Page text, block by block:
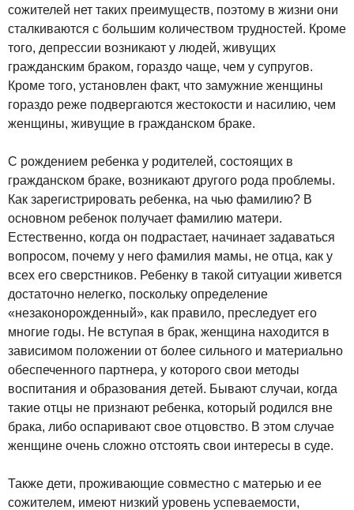
сожителей нет таких преимуществ, поэтому в жизни они
сталкиваются с большим количеством трудностей. Кроме
того, депрессии возникают у людей, живущих
гражданским браком, гораздо чаще, чем у супругов.
Кроме того, установлен факт, что замужние женщины
гораздо реже подвергаются жестокости и насилию, чем
женщины, живущие в гражданском браке.
С рождением ребенка у родителей, состоящих в
гражданском браке, возникают другого рода проблемы.
Как зарегистрировать ребенка, на чью фамилию? В
основном ребенок получает фамилию матери.
Естественно, когда он подрастает, начинает задаваться
вопросом, почему у него фамилия мамы, не отца, как у
всех его сверстников. Ребенку в такой ситуации живется
достаточно нелегко, поскольку определение
«незаконорожденный», как правило, преследует его
многие годы. Не вступая в брак, женщина находится в
зависимом положении от более сильного и материально
обеспеченного партнера, у которого свои методы
воспитания и образования детей. Бывают случаи, когда
такие отцы не признают ребенка, который родился вне
брака, либо оспаривают свое отцовство. В этом случае
женщине очень сложно отстоять свои интересы в суде.
Также дети, проживающие совместно с матерью и ее
сожителем, имеют низкий уровень успеваемости,